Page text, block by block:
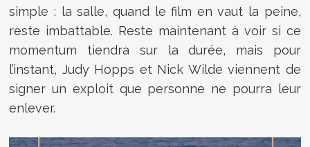
simple : la salle, quand le film en vaut la peine,
reste imbattable. Reste maintenant à voir si ce
momentum tiendra sur la durée, mais pour
l’instant, Judy Hopps et Nick Wilde viennent de
signer un exploit que personne ne pourra leur
enlever.